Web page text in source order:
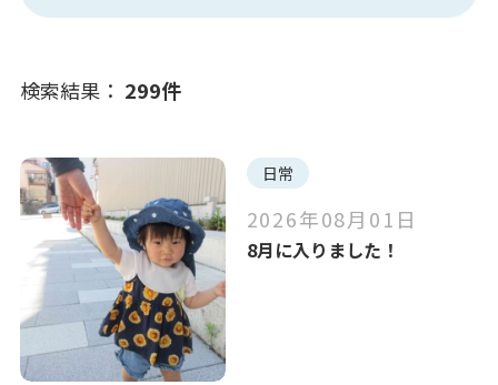
写真販売サービス
お仕事をお探しの方
よくあるご質問
保育園に関するお問い合わせ
第三者評価
注目のキーワード
#保育園の取り組み
#英語レッスン #おもいっきり給食
検索結果： 299件
日常
2026年08月01日
8月に入りました！